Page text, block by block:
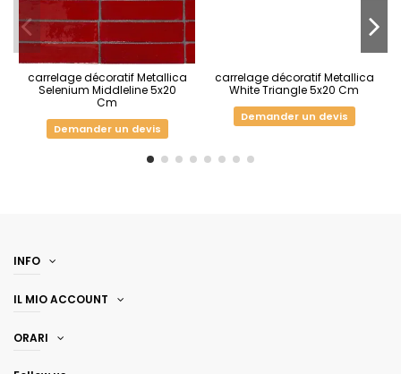
carrelage décoratif Metallica
Selenium Middleline 5x20
Cm
Demander un devis
carrelage décoratif Metallica
White Triangle 5x20 Cm
Demander un devis
INFO
IL MIO ACCOUNT
ORARI